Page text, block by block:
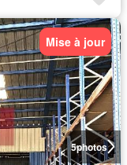
5photos
Mise à jour